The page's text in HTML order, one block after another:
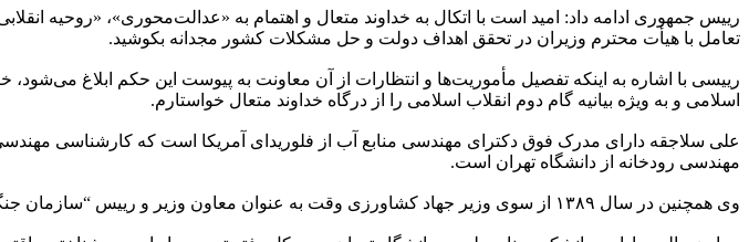
رییس جمهوری ادامه داد: امید است با اتکال به خداوند متعال و اهتمام به «عدالت‌محوری»، «روحیه
تعامل با هیأت محترم وزیران در تحقق اهداف دولت و حل مشکلات کشور مجدانه بکوشید.
رییسی با اشاره به اینکه تفصیل مأموریت‌ها و انتظارات از آن معاونت به پیوست این حکم ابلاغ
اسلامی و به ویژه بیانیه گام دوم انقلاب اسلامی را از درگاه خداوند متعال خواستارم.
علی سلاجقه دارای مدرک فوق دکترای مهندسی منابع آب از فلوریدای آمریکا است که کارشناسی
مهندسی رودخانه از دانشگاه تهران است.
وی همچنین در سال ۱۳۸۹ از سوی وزیر جهاد کشاورزی وقت به عنوان معاون وزیر و رییس “سازمان جنگل ها، مراتع و آبخیزداری کشور” انتخاب شده و مدتی در این سمت کار کرده است.